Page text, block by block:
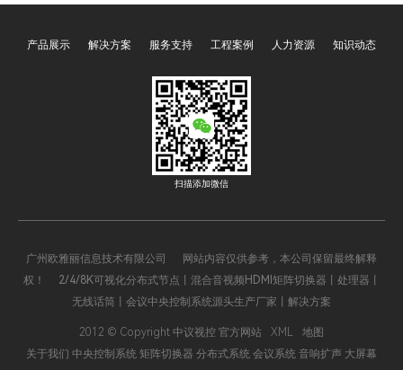
日常运营的全流程。这两项
动，将分散的声、光、电设
决了传统展厅设备操作繁
琐、效率低下的痛点，既保
障了展示效果的统一性，又
降低了运营管理成本，成为
现代展厅不可或缺的核心功
场景智能联动的关键职责。
络、智能四大类型的中央控
技术特性与功能优势，覆盖
了从家庭、办公到工业、文
旅等全场景，成为推动智能
化升级的核心支撑。四大主
机既相互关联、可协同运
不同场景的核心需求，以下
用逻辑。
产品展示 解决方案 服务支持 工程案例 人力资源 知识动态
扫描添加微信
广州欧雅丽信息技术有限公司 网站内容仅供参考，本公司保留最终解释
权！ 2/4/8K可视化分布式节点丨混合音视频HDMI矩阵切换器丨处理器丨
无线话筒丨会议中央控制系统源头生产厂家丨解决方案
2012 © Copyright 中议视控 官方网站 XML
地图
关于我们 中央控制系统 矩阵切换器 分布式系统 会议系统 音响扩声 大屏幕